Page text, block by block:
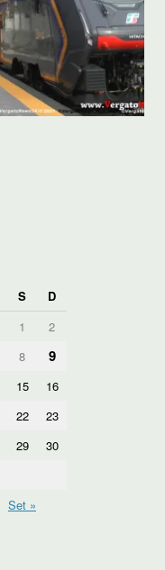
S
D
1
2
8 9
15
16
22
23
29
30
Set »